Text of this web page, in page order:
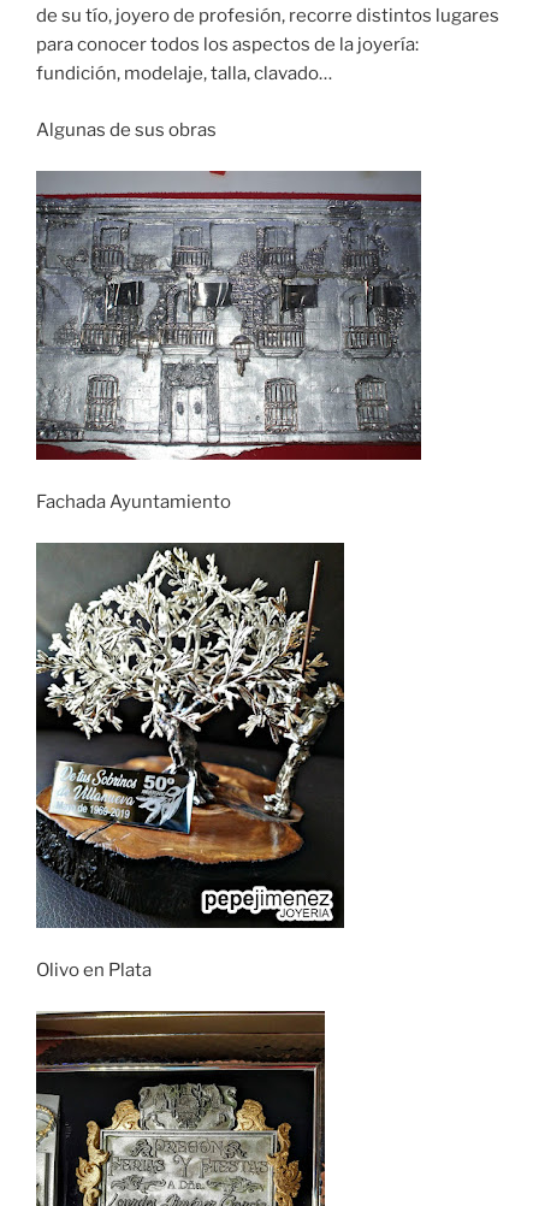
de su tío, joyero de profesión, recorre distintos lugares
para conocer todos los aspectos de la joyería:
fundición, modelaje, talla, clavado…
Algunas de sus obras
Fachada Ayuntamiento
Olivo en Plata